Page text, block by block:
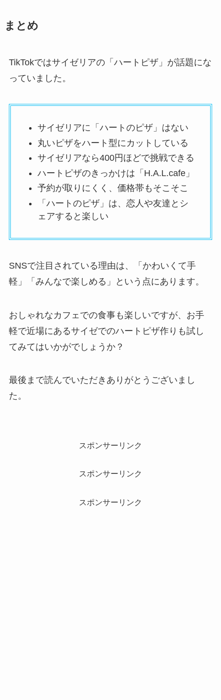
まとめ
TikTokではサイゼリアの「ハートピザ」が話題にな
っていました。
サイゼリアに「ハートのピザ」はない
丸いピザをハート型にカットしている
サイゼリアなら400円ほどで挑戦できる
ハートピザのきっかけは「H.A.L.cafe」
予約が取りにくく、価格帯もそこそこ
「ハートのピザ」は、恋人や友達とシ
ェアすると楽しい
SNSで注目されている理由は、「かわいくて手
軽」「みんなで楽しめる」という点にあります。
おしゃれなカフェでの食事も楽しいですが、お手
軽で近場にあるサイゼでのハートピザ作りも試し
てみてはいかがでしょうか？
最後まで読んでいただきありがとうございまし
た。
スポンサーリンク
スポンサーリンク
スポンサーリンク